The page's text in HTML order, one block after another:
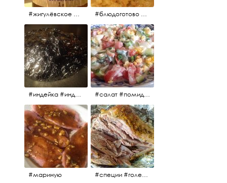
#жигулёвское #пиво #свежеепиво #beer #напиток #блюдоготово #можнокушать #простолук #лук #индейкавфольге #мясоиндейки
#индейка #индейкавфольге #еда #мясоиндейки 🚀 #салат #помидоры #яйцо #огурцы #зелень #кинза #петрушка #укроп #сметана #соль #витамины
#мариную #специи #голень #голеньиндейки #индейка #мясо #еда #завтрак #голеньиндейкивфольге